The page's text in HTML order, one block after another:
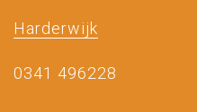
Harderwijk
0341 496228